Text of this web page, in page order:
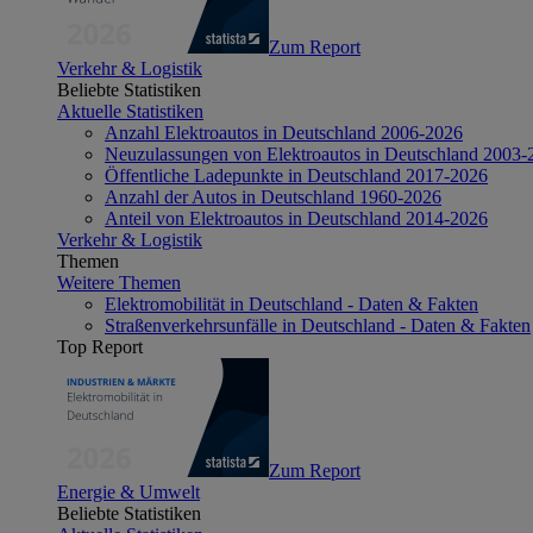
Zum Report
Verkehr & Logistik
Beliebte Statistiken
Aktuelle Statistiken
Anzahl Elektroautos in Deutschland 2006-2026
Neuzulassungen von Elektroautos in Deutschland 2003-
Öffentliche Ladepunkte in Deutschland 2017-2026
Anzahl der Autos in Deutschland 1960-2026
Anteil von Elektroautos in Deutschland 2014-2026
Verkehr & Logistik
Themen
Weitere Themen
Elektromobilität in Deutschland - Daten & Fakten
Straßenverkehrsunfälle in Deutschland - Daten & Fakten
Top Report
Zum Report
Energie & Umwelt
Beliebte Statistiken